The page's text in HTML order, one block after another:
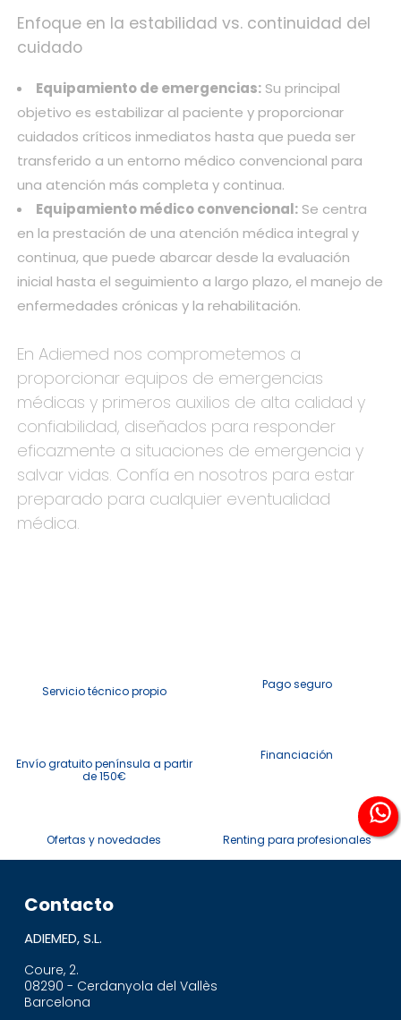
Enfoque en la estabilidad vs. continuidad del
cuidado
Equipamiento de emergencias:Su principal
objetivo es estabilizar al paciente y proporcionar
cuidados críticos inmediatos hasta que pueda ser
transferido a un entorno médico convencional para
una atención más completa y continua.
Equipamiento médico convencional:Se centra
en la prestación de una atención médica integral y
continua, que puede abarcar desde la evaluación
inicial hasta el seguimiento a largo plazo, el manejo de
enfermedades crónicas y la rehabilitación.
En Adiemed nos comprometemos a
proporcionar equipos de emergencias
médicas y primeros auxilios de alta calidad y
confiabilidad, diseñados para responder
eficazmente a situaciones de emergencia y
salvar vidas. Confía en nosotros para estar
preparado para cualquier eventualidad
médica.
Servicio técnico propio Pago seguro
Envío gratuito península a partir
de 150€
Financiación
Ofertas y novedades Renting para profesionales
Contacto
ADIEMED, S.L.
Coure, 2.
08290 - Cerdanyola del Vallès
Barcelona